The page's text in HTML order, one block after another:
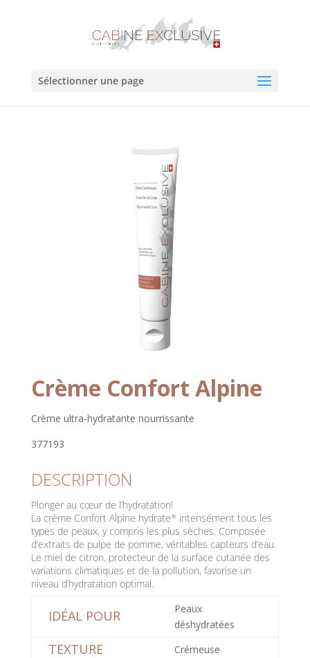
Sélectionner une page
Crème Confort Alpine
Crème ultra-hydratante nourrissante
377193
DESCRIPTION
Plonger au cœur de l’hydratation!
La crème Confort Alpine hydrate* intensément tous les
types de peaux, y compris les plus sèches. Composée
d’extraits de pulpe de pomme, véritables capteurs d’eau.
Le miel de citron, protecteur de la surface cutanée des
variations climatiques et de la pollution, favorise un
niveau d’hydratation optimal.
IDÉAL POUR
Peaux
déshydratées
TEXTURE Crémeuse